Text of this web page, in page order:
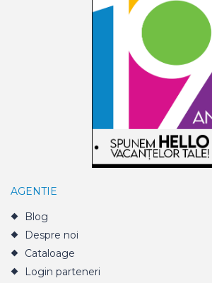
AGENTIE
Blog
Despre noi
Cataloage
Login parteneri